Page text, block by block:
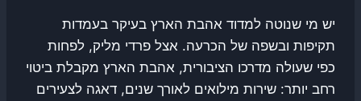
יש מי שנוטה למדוד אהבת הארץ בעיקר בעמדות
תקיפות ובשפה של הכרעה. אצל פרדי מליק, לפחות
כפי שעולה מדרכו הציבורית, אהבת הארץ מקבלת ביטוי
רחב יותר: שירות מילואים לאורך שנים, דאגה לצעירים